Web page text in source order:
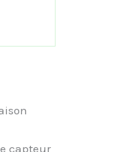
capteur